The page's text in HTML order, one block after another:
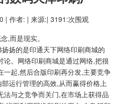
| 作者: | 来源:| 3191:次围观
,而是现实。
扬的是印通天下网络印刷商城的
论。网络印刷商城是通过网络,把很
一起,然后合版印刷再分发,主要竞争
运行管理的高效,从而赢得价格上
法与之竞争而关门,在市场上获得品